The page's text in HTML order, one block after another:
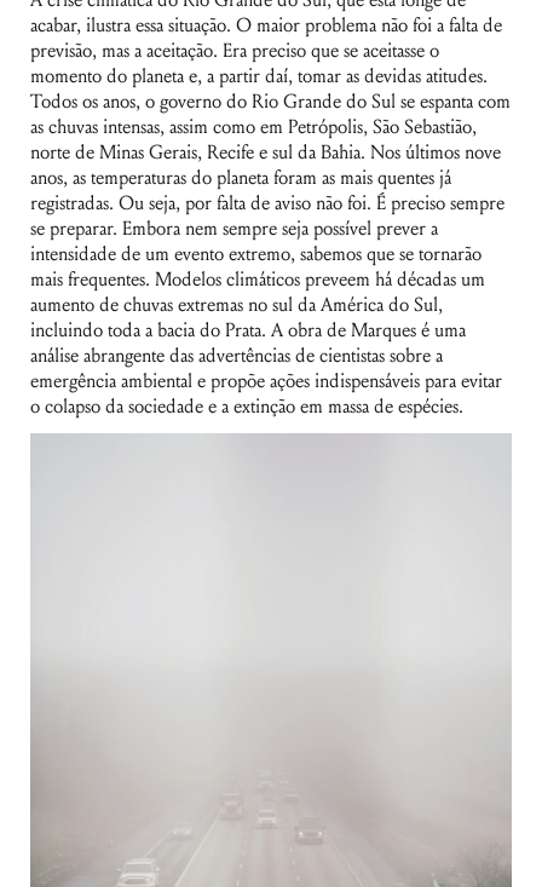
acabar, ilustra essa situação. O maior problema não foi a falta de
previsão, mas a aceitação. Era preciso que se aceitasse o
momento do planeta e, a partir daí, tomar as devidas atitudes.
Todos os anos, o governo do Rio Grande do Sul se espanta com
as chuvas intensas, assim como em Petrópolis, São Sebastião,
norte de Minas Gerais, Recife e sul da Bahia. Nos últimos nove
anos, as temperaturas do planeta foram as mais quentes já
registradas. Ou seja, por falta de aviso não foi. É preciso sempre
se preparar. Embora nem sempre seja possível prever a
intensidade de um evento extremo, sabemos que se tornarão
mais frequentes. Modelos climáticos preveem há décadas um
aumento de chuvas extremas no sul da América do Sul,
incluindo toda a bacia do Prata. A obra de Marques é uma
análise abrangente das advertências de cientistas sobre a
emergência ambiental e propõe ações indispensáveis para evitar
o colapso da sociedade e a extinção em massa de espécies.